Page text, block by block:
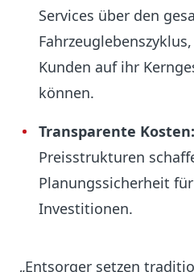
Services über den
Kunden auf ihr
können.
Transparente Kosten:
Preisstrukturen
Planungssicherheit
Investitionen.
„Entsorger setzen